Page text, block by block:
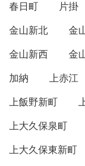
春日町 片掛
金山新北
金
金山新西
金
加納
上赤江
上飯野新町
上大久保泉町
上大久保東新町